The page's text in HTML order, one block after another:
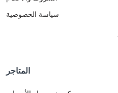
سياسة الخصوصية
المتاجر